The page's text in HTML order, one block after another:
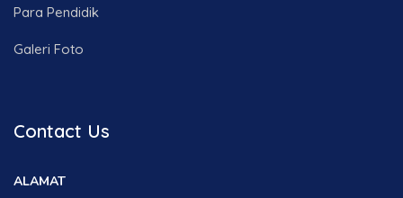
Para Pendidik
Galeri Foto
Contact Us
ALAMAT